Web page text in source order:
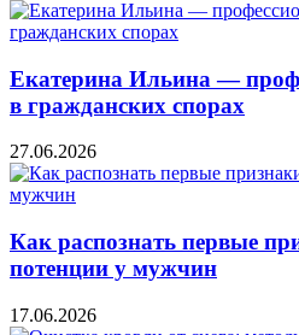
Екатерина Ильина —
в гражданских спорах
27.06.2026
Как распознать первые
потенции у мужчин
17.06.2026